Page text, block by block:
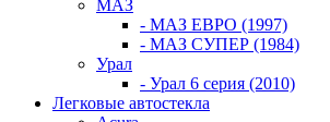
МАЗ
- МАЗ ЕВРО (1997)
- МАЗ СУПЕР (1984)
Урал
- Урал 6 серия (2010)
Легковые автостекла